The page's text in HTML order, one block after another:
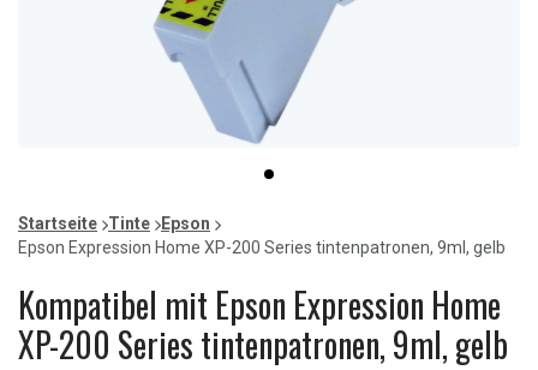
item
of
1
Startseite Tinte
Epson
Epson Expression Home XP-200 Series tintenpatronen, 9ml, gelb
Kompatibel mit Epson Expression Home
XP-200 Series tintenpatronen, 9ml, gelb